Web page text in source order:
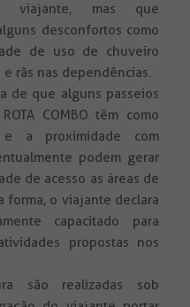
viajante, mas que
desconfortos como
de uso de chuveiro
rãs nas dependências.
de que alguns passeios
COMBO têm como
e a proximidade com
podem gerar
de acesso as áreas de
forma, o viajante declara
capacitado para
propostas nos
são realizadas sob